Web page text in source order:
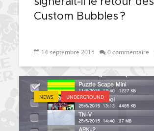
Custom Bubbles ?
14 septembre 2015 0 commentaire
NEWS UNDERGROUND